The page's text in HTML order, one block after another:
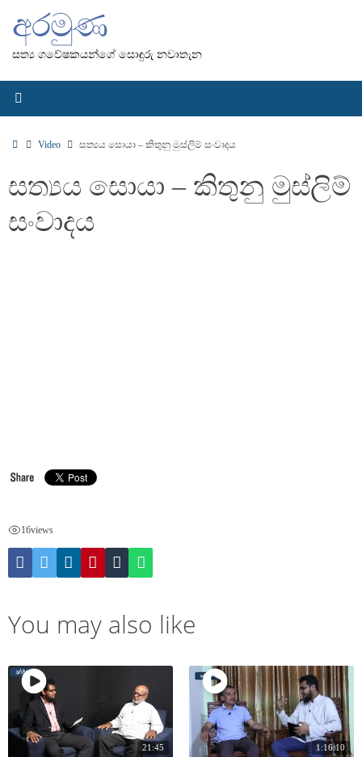
contentඅරමුණ
සත්‍ය ගවේෂකයන්ගේ සොඳුරු නවාතැන
HomeVideo සත්‍යය සොයා – කිතුනු මුස්ලිම් සංවාදය
සත්‍යය සොයා – කිතුනු මුස්ලිම්
සංවාදය
16views
You may also like
21:45 1:16:10